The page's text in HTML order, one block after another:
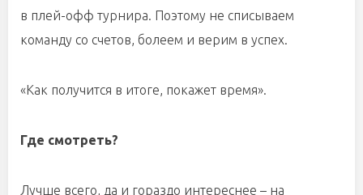
в плей-офф турнира. Поэтому не списываем
команду со счетов, болеем и верим в успех.
«Как получится в итоге, покажет время».
Где смотреть?
Лучше всего, да и гораздо интереснее – на